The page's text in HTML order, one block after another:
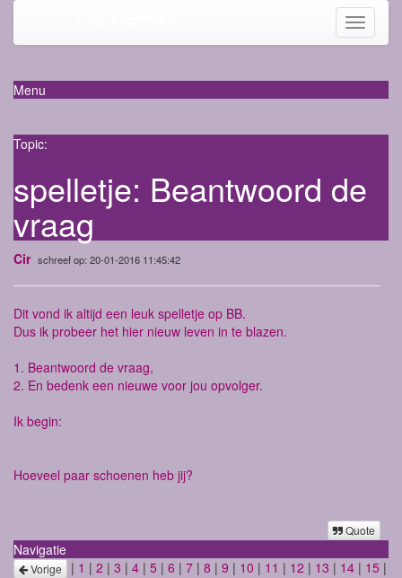
Toggle
Menu
Topic:
spelletje: Beantwoord de
vraag
Cir schreef op: 20-01-2016 11:45:42
Dit vond ik altijd een leuk spelletje op BB.
Dus ik probeer het hier nieuw leven in te blazen.
1. Beantwoord de vraag,
2. En bedenk een nieuwe voor jou opvolger.
Ik begin:
Hoeveel paar schoenen heb jij?
Quote
Navigatie
Vorige | 1 | 2 | 3 | 4 | 5 | 6 | 7 | 8 | 9 | 10 | 11 | 12 | 13 | 14 | 15 |